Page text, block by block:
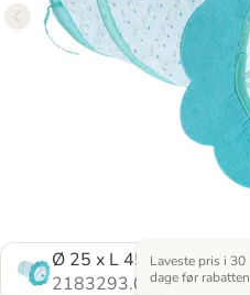
Ø 25 x L 45 cm
2183293.0
Laveste pris i 30
dage før rabatten